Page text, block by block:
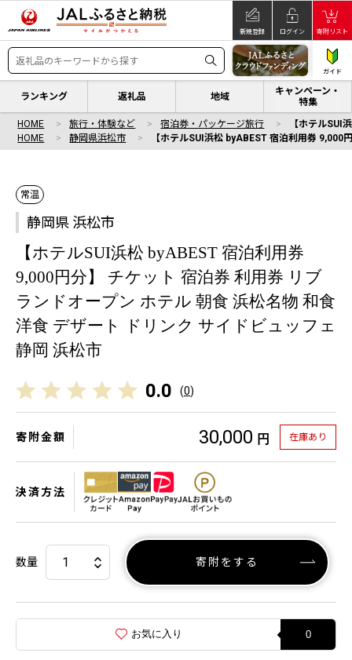
新規登録 ログイン 寄附リスト
ガイド
ランキング 返礼品 地域
キャンペーン・
特集
HOME 旅行・体験など 宿泊券・パッケージ旅行
【ホテルSUI
HOME
静岡県浜松市 【ホテルSUI浜松 byABEST 宿泊利用券
常温
静岡県 浜松市
【ホテルSUI浜松 byABEST 宿泊利用券
9,000円分】 チケット 宿泊券 利用券 リブ
ランドオープン ホテル 朝食 浜松名物 和食
洋食 デザート ドリンク サイドビュッフェ
静岡 浜松市
0.0 (0)
寄附金額 30,000 円 在庫あり
決済方法
数量 寄附をする
お気に入り 0